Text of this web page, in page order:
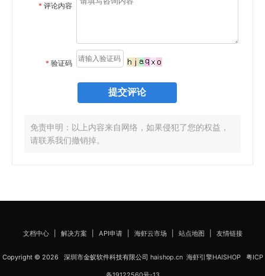
* 评论内容
* 验证码
免责申明：以上内容来自网络，如果侵犯了您的权益，
请联系我们撤销掉。
文档中心| 解决方案 API申请| 海虾云市场| 站点地图 友情链接
Copyright © 2026 深圳市金蚁软件科技有限公司 haishop.cn 海虾引擎HAISHOP 粤ICP